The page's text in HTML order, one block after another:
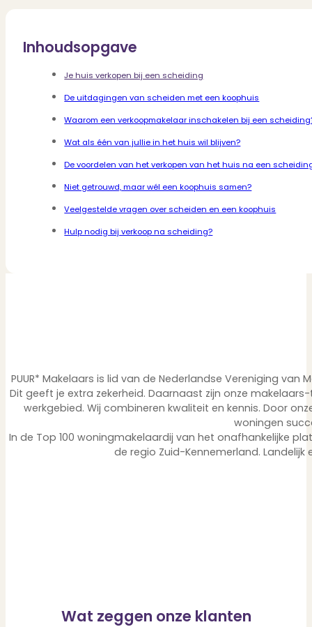
Inhoudsopgave
Je huis verkopen bij een scheiding
De uitdagingen van scheiden met een koophuis
Waarom een verkoopmakelaar inschakelen bij een
Wat als één van jullie in het huis wil blijven?
De voordelen van het verkopen van het huis na een
Niet getrouwd, maar wél een koophuis samen?
Veelgestelde vragen over scheiden en een koophuis
Hulp nodig bij verkoop na scheiding?
PUUR* Makelaars is lid van de Nederlandse Vereniging
Dit geeft je extra zekerheid. Daarnaast zijn onze
werkgebied. Wij combineren kwaliteit en kennis. Door
woningen
In de Top 100 woningmakelaardij van het onafhankelijke
de regio Zuid-Kennemerland. Landelijk
Wat zeggen onze klanten